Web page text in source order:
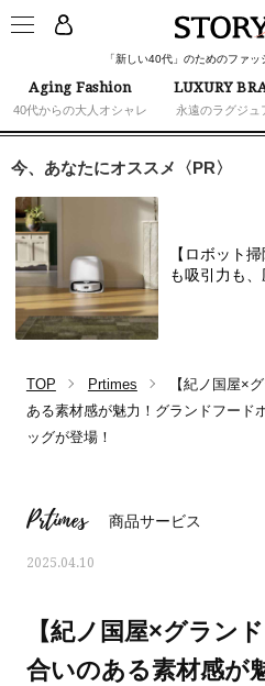
「新しい40代」のためのファ
Aging Fashion
40代からの大人オシャレ
LUXURY
永遠のラグジュ
今、あなたにオススメ〈PR〉
【ロボット
も吸引力も、
TOP Prtimes
【紀ノ国屋×
ある素材感が魅力！グランドフード
ッグが登場！
Prtimes 商品サービス
2025.04.10
【紀ノ国屋×グラン
合いのある素材感が